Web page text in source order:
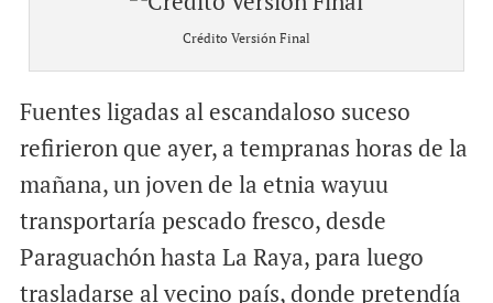
Crédito Versión Final
Fuentes ligadas al escandaloso suceso
refirieron que ayer, a tempranas horas de la
mañana, un joven de la etnia wayuu
transportaría pescado fresco, desde
Paraguachón hasta La Raya, para luego
trasladarse al vecino país, donde pretendía